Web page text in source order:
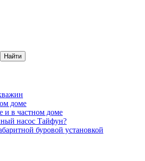
Найти
доме
и в частном доме
насос Тайфун?
буровой установкой